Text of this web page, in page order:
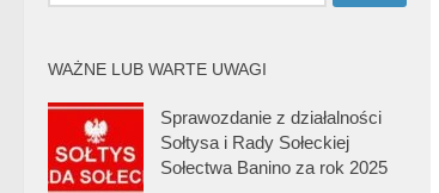
WAŻNE LUB WARTE UWAGI
Sprawozdanie z działalności
Sołtysa i Rady Sołeckiej
Sołectwa Banino za rok 2025